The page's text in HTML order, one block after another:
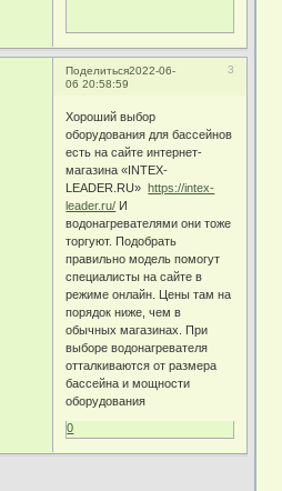
Поделиться 3
2022-06-
06 20:58:59
Хороший выбор
оборудования для бассейнов
есть на сайте интернет-
магазина «INTEX-
LEADER.RU»https://intex-
leader.ru/ И
водонагревателями они тоже
торгуют. Подобрать
правильно модель помогут
специалисты на сайте в
режиме онлайн. Цены там на
порядок ниже, чем в
обычных магазинах. При
выборе водонагревателя
отталкиваются от размера
бассейна и мощности
оборудования
0